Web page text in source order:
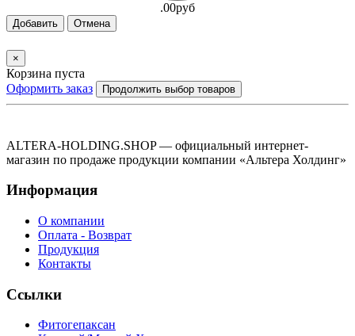
.00руб
Добавить Отмена
×
Корзина пуста
Оформить заказ
Продолжить выбор товаров
ALTERA-HOLDING.SHOP — официальный интернет-
магазин по продаже продукции компании «Альтера Холдинг»
Информация
О компании
Оплата - Возврат
Продукция
Контакты
Ссылки
Фитогепаксан